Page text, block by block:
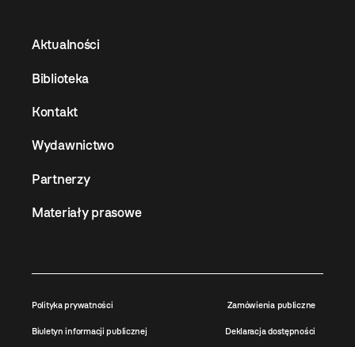
Aktualności
Biblioteka
Kontakt
Wydawnictwo
Partnerzy
Materiały prasowe
Polityka prywatności Zamówienia publiczne
Biuletyn informacji publicznej Deklaracja dostępności